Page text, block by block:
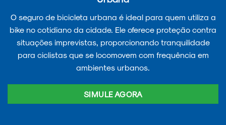
O seguro de bicicleta urbana é ideal para quem utiliza a
bike no cotidiano da cidade. Ele oferece proteção contra
situações imprevistas, proporcionando tranquilidade
para ciclistas que se locomovem com frequência em
ambientes urbanos.
SIMULE AGORA